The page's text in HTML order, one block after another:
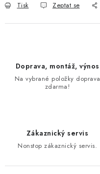
Tisk Zeptat se
Doprava, montáž, výnos
Na vybrané položky doprava
zdarma!
Zákaznický servis
Nonstop zákaznický servis.